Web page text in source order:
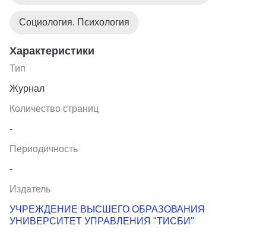
Социология. Психология
Характеристики
Тип
Журнал
Количество страниц
-
Периодичность
-
Издатель
УЧРЕЖДЕНИЕ ВЫСШЕГО ОБРАЗОВАНИЯ
УНИВЕРСИТЕТ УПРАВЛЕНИЯ "ТИСБИ"